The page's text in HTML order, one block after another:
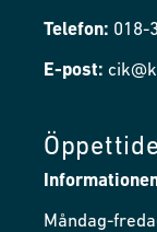
Telefon: 018-
E-post:
Måndag-